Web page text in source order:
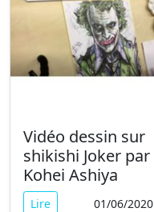
Vidéo dessin sur
shikishi Joker par
Kohei Ashiya
Lire 01/06/2020